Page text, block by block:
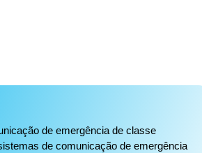
de emergência de classe
de comunicação de emergência